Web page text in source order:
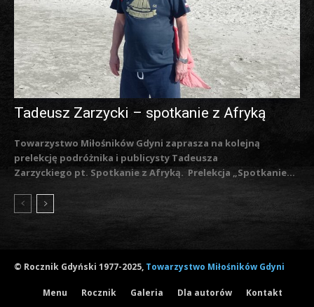
Tadeusz Zarzycki – spotkanie z Afryką
Towarzystwo Miłośników Gdyni zaprasza na kolejną
prelekcję podróżnika i publicysty Tadeusza
Zarzyckiego pt. Spotkanie z Afryką. Prelekcja „Spotkanie...
© Rocznik Gdyński 1977-2025, Towarzystwo Miłośników Gdyni
Menu Rocznik Galeria Dla autorów Kontakt